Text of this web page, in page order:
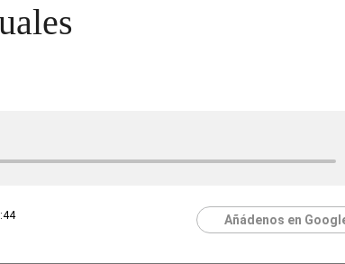
Añádenos en